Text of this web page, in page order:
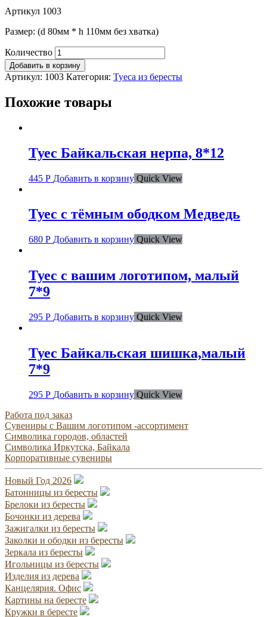
Артикул 1003
Размер: (d 80мм * h 110мм без хватка)
Количество
Добавить в корзину
Артикул: 1003 Категория: Туеса из бересты
Похожие товары
Туес Байкальская нерпа, 8*12
445 Р Добавить в корзину Quick View
Туес с тёмным ободком Медведь
680 Р Добавить в корзину Quick View
Туес с вашим логотипом, малый
7*9
295 Р Добавить в корзину Quick View
Туес Байкальская шишка,малый
7*9
295 Р Добавить в корзину Quick View
Работа под заказ
Сувениры с Вашим логотипом -ассортимент
Символика городов, областей
Символика Иркутска, Байкала
Корпоративные сувениры
Новый Год 2026
Батонницы из бересты
Брелоки из бересты
Бочонки из дерева
Зажигалки из бересты
Заколки и ободки из бересты
Зеркала из бересты
Игольницы из бересты
Изделия из дерева
Канцелярия. Офис
Картины на бересте
Кружки в бересте